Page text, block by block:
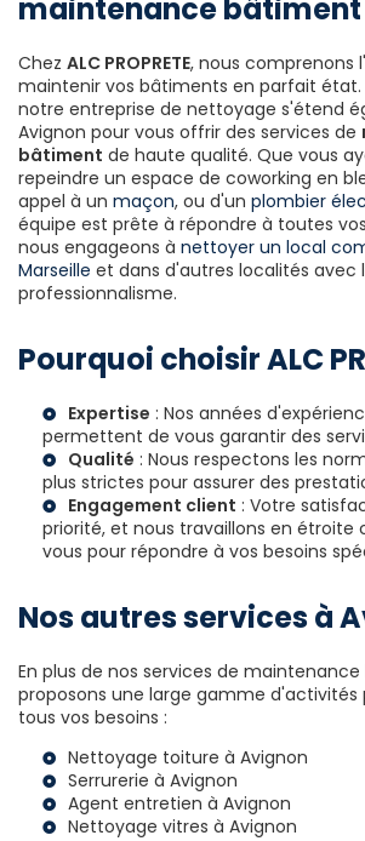
maintenance
Chez ALC PROPRETE, nous comprenons
maintenir vos bâtiments en parfait état.
notre entreprise de nettoyage s'étend
Avignon pour vous offrir des services de
bâtiment de haute qualité. Que vous
repeindre un espace de coworking en
appel à un maçon, ou d'un plombier
équipe est prête à répondre à toutes
nous engageons à nettoyer un local
Marseille et dans d'autres localités avec
professionnalisme.
Pourquoi choisir ALC
Expertise : Nos années
permettent de vous garantir des
Qualité : Nous respectons les
plus strictes pour assurer des
Engagement client : Votre
priorité, et nous travaillons en étroite
vous pour répondre à vos besoins
Nos autres services à
En plus de nos services de
proposons une large gamme d'activités
tous vos besoins :
Nettoyage toiture à Avignon
Serrurerie à Avignon
Agent entretien à Avignon
Nettoyage vitres à Avignon